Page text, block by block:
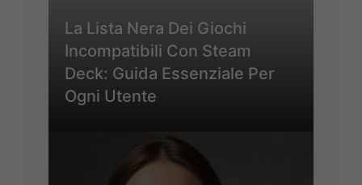
La Lista Nera Dei Giochi
Incompatibili Con Steam
Deck: Guida Essenziale Per
Ogni Utente